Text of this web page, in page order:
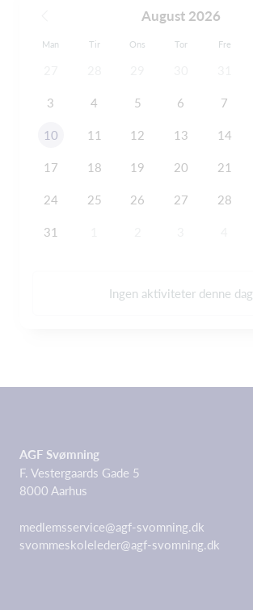
August 2026
Man Tir Ons Tor Fre
3 4 5 6 7
10 11 12 13 14
17 18 19 20 21
24 25 26 27 28
31
Ingen aktiviteter denne dag
AGF Svømning
F. Vestergaards Gade 5
8000 Aarhus
medlemsservice@agf-svomning.dk
svommeskoleleder@agf-svomning.dk